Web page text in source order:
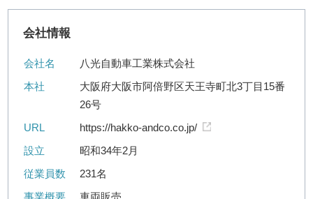
会社情報
会社名
八光自動車工業株式会社
本社
大阪府大阪市阿倍野区天王寺町北3丁目15番
26号
URL
https://hakko-andco.co.jp/
設立
昭和34年2月
従業員数
231名
事業概要
車両販売